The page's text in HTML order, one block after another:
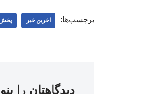
برچسب‌ها: اخرین خبر پخش
دیدگاهتان را